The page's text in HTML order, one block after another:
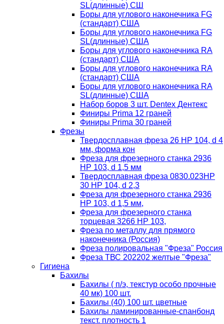
SL(длинные) CШ
Боры для углового наконечника FG
(стандарт) США
Боры для углового наконечника FG
SL(длинные) CША
Боры для углового наконечника RA
(стандарт) США
Боры для углового наконечника RA
(стандарт) США
Боры для углового наконечника RA
SL(длинные) CША
Набор боров 3 шт. Dentex Дентекс
Финиры Prima 12 граней
Финиры Prima 30 граней
Фрезы
Твердосплавная фреза 26 HP 104, d 4
мм, форма кон
Фреза для фрезерного станка 2936
HP 103, d 1,5 мм
Твердосплавная фреза 0830.023HP
30 HP 104, d 2,3
Фреза для фрезерного станка 2936
HP 103, d 1,5 мм,
Фреза для фрезерного станка
торцевая 3266 HP 103,
Фреза по металлу для прямого
наконечника (Россия)
Фреза полировальная "Фреза" Россия
Фреза ТВС 202202 желтые "Фреза"
Гигиена
Бахилы
Бахилы ( п/э, текстур особо прочные
40 мк) 100 шт.
Бахилы (40) 100 шт. цветные
Бахилы ламинированные-спанбонд
текст. плотность 1